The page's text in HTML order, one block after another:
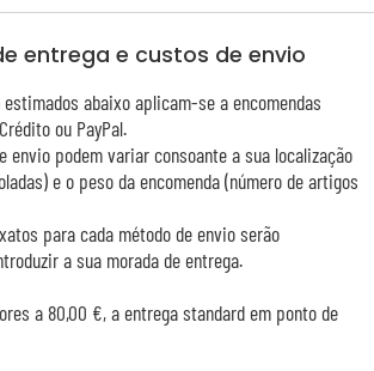
entrega e custos de envio
abaixo aplicam-se a encomendas
ou PayPal.
envio podem variar consoante a sua localização
e o peso da encomenda (número de artigos
para cada método de envio serão
a sua morada de entrega.
a 80,00 €, a entrega standard em ponto de